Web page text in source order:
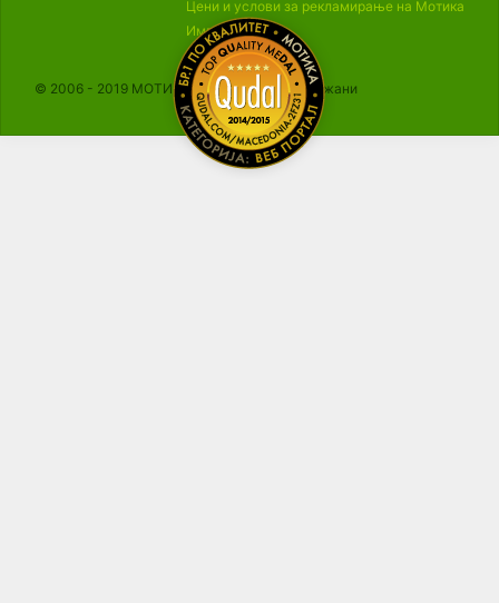
Цени и услови за рекламирање на Мотика
Импресум
© 2006 - 2019 МОТИКА, Сите права се задржани